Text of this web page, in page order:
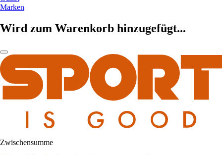
Marken
Wird zum Warenkorb hinzugefügt...
Zwischensumme